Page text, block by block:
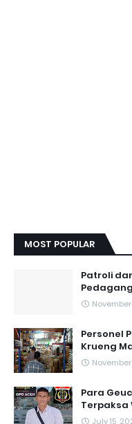
MOST POPULAR
Patroli
November
Personel
Krueng
November
Para
Terpaksa
July 15,